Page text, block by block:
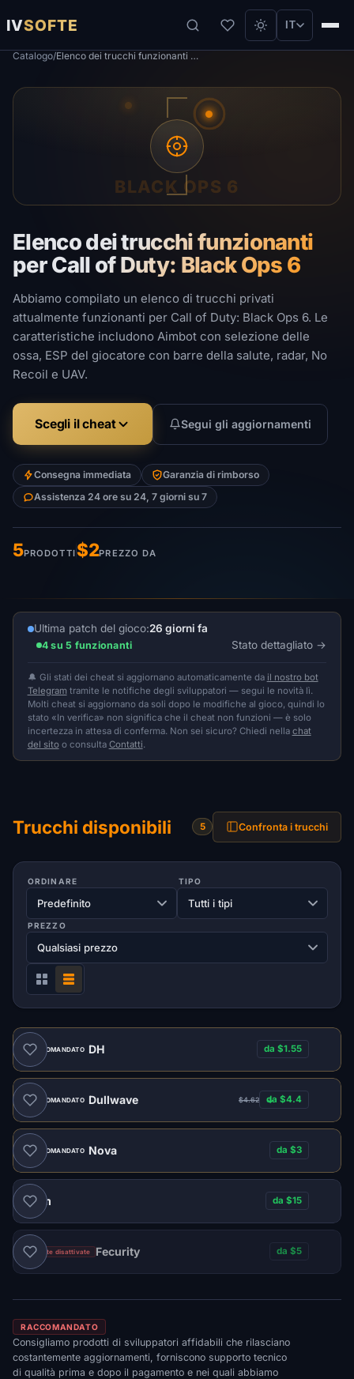
IVSOFTE IT
Catalogo/ Elenco dei trucchi funzionanti per Call of Duty: Black Ops 6
Elenco dei trucchi funzionanti
per Call of Duty: Black Ops 6
Abbiamo compilato un elenco di trucchi privati ​​
attualmente funzionanti per Call of Duty: Black Ops 6. Le
caratteristiche includono Aimbot con selezione delle
ossa, ESP del giocatore con barre della salute, radar, No
Recoil e UAV.
Scegli il cheat Segui gli aggiornamenti
Consegna immediata
Garanzia di rimborso
Assistenza 24 ore su 24, 7 giorni su 7
5PRODOTTI$2PREZZO DA
BLACK OPS 6
Ultima patch del gioco:26 giorni fa
4 su 5 funzionanti Stato dettagliato
🔔 Gli stati dei cheat si aggiornano automaticamente da il nostro bot
Telegram tramite le notifiche degli sviluppatori — segui le novità lì.
Molti cheat si aggiornano da soli dopo le modifiche al gioco, quindi lo
stato «In verifica» non significa che il cheat non funzioni — è solo
incertezza in attesa di conferma. Non sei sicuro? Chiedi nella chat
del sitoo consulta Contatti.
Trucchi disponibili 5 Confronta i trucchi
ORDINARE TIPO
PREZZO
RACCOMANDATO DH da $1.55
RACCOMANDATO Dullwave $4.62 da $4.4
RACCOMANDATO Nova da $3
Naim da $15
Vendite disattivate Fecurity da $5
RACCOMANDATO
Consigliamo prodotti di sviluppatori affidabili che rilasciano
costantemente aggiornamenti, forniscono supporto tecnico
di qualità prima e dopo il pagamento e nei quali abbiamo